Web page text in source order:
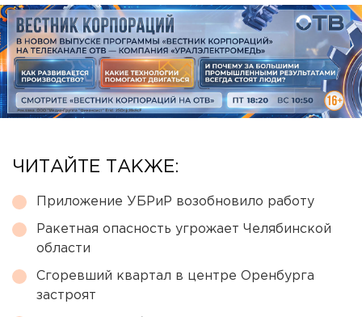
ЧИТАЙТЕ ТАКЖЕ:
Приложение УБРиР возобновило работу
Ракетная опасность угрожает Челябинской
области
Сгоревший квартал в центре Оренбурга
застроят